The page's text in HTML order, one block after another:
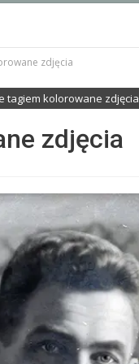
zdjęcia
tagiem kolorowane zdjęcia
zdjęcia